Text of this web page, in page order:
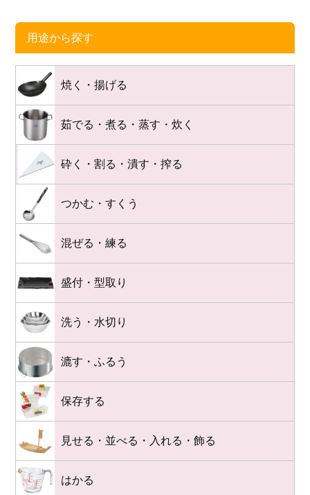
用途から探す
焼く・揚げる
茹でる・煮る・蒸す・炊く
砕く・割る・潰す・搾る
つかむ・すくう
混ぜる・練る
盛付・型取り
洗う・水切り
漉す・ふるう
保存する
見せる・並べる・入れる・飾る
はかる